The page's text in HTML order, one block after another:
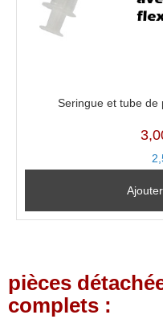
Seringue et tube de
pièces
complets :